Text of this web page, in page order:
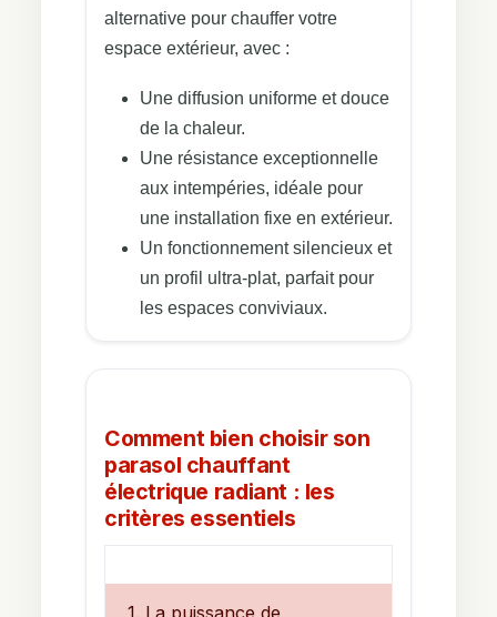
alternative pour chauffer votre
espace extérieur, avec :
Une diffusion uniforme et douce
de la chaleur.
Une résistance exceptionnelle
aux intempéries, idéale pour
une installation fixe en extérieur.
Un fonctionnement silencieux et
un profil ultra-plat, parfait pour
les espaces conviviaux.
Comment bien choisir son
parasol chauffant
électrique radiant : les
critères essentiels